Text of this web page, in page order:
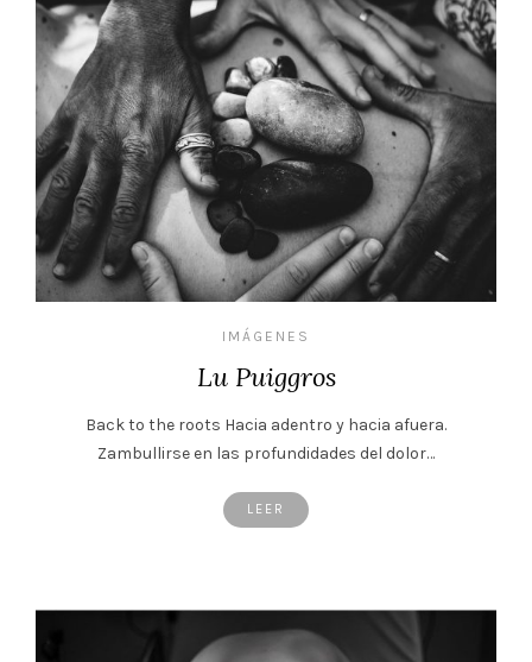
IMÁGENES
Lu Puiggros
Back to the roots Hacia adentro y hacia afuera.
Zambullirse en las profundidades del dolor…
LEER